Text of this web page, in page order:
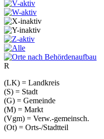
R
(LK) = Landkreis
(S) = Stadt
(G) = Gemeinde
(M) = Markt
(Vgm) = Verw.-gemeinsch.
(Ot) = Orts-/Stadtteil